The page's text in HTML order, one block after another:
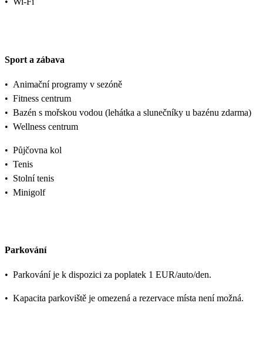
Sport a zábava
• Animační programy v sezóně
• Fitness centrum
• Bazén s mořskou vodou (lehátka a slunečníky u bazénu zdarma)
• Wellness centrum
• Půjčovna kol
• Tenis
• Stolní tenis
• Minigolf
Parkování
• Parkování je k dispozici za poplatek 1 EUR/auto/den.
• Kapacita parkoviště je omezená a rezervace místa není možná.